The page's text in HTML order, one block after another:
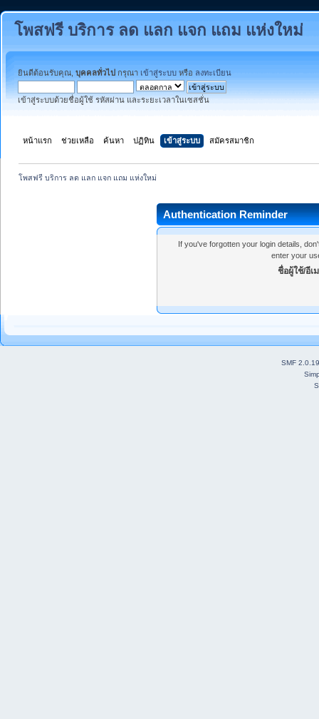
โพสฟรี บริการ ลด แลก แจก แถม แห่งใหม่
ยินดีต้อนรับคุณ, บุคคลทั่วไป กรุณา เข้าสู่ระบบ หรือ ลงทะเบียน
เข้าสู่ระบบด้วยชื่อผู้ใช้ รหัสผ่าน และระยะเวลาในเซสชั่น
หน้าแรก ช่วยเหลือ ค้นหา ปฏิทิน เข้าสู่ระบบ สมัครสมาชิก
โพสฟรี บริการ ลด แลก แจก แถม แห่งใหม่
Authentication Reminder
If you've forgotten your login details,
enter your
ชื่อผู้ใช้/อีเ
SMF 2.0.19